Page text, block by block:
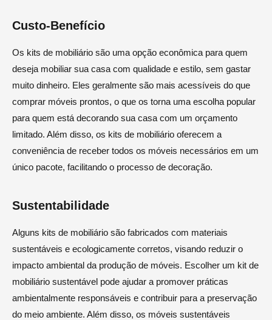
Custo-Benefício
Os kits de mobiliário são uma opção econômica para quem
deseja mobiliar sua casa com qualidade e estilo, sem gastar
muito dinheiro. Eles geralmente são mais acessíveis do que
comprar móveis prontos, o que os torna uma escolha popular
para quem está decorando sua casa com um orçamento
limitado. Além disso, os kits de mobiliário oferecem a
conveniência de receber todos os móveis necessários em um
único pacote, facilitando o processo de decoração.
Sustentabilidade
Alguns kits de mobiliário são fabricados com materiais
sustentáveis e ecologicamente corretos, visando reduzir o
impacto ambiental da produção de móveis. Escolher um kit de
mobiliário sustentável pode ajudar a promover práticas
ambientalmente responsáveis e contribuir para a preservação
do meio ambiente. Além disso, os móveis sustentáveis